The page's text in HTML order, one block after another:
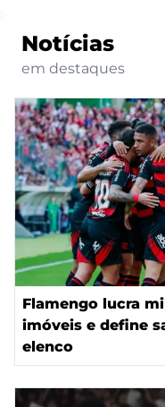
Notícias
em destaques
Flamengo lucra
imóveis e define
elenco